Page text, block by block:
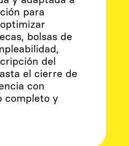
para
bolsas de
del
el cierre de
con
completo y